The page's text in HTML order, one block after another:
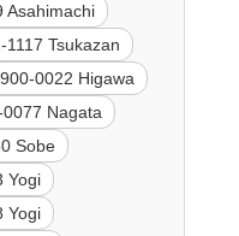
Asahimachi
1117 Tsukazan
900-0022 Higawa
Nagata
Sobe
Yogi
Yogi